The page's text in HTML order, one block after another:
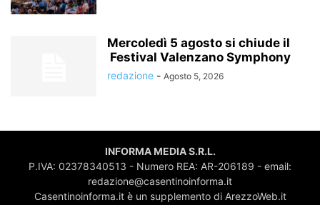
Mercoledì 5 agosto si chiude il
Festival Valenzano Symphony
redazione - Agosto 5, 2026
INFORMA MEDIA S.R.L.
P.IVA: 02378340513 - Numero REA: AR-206189 - email:
redazione@casentinoinforma.it
Casentinoinforma.it è un supplemento di ArezzoWeb.it